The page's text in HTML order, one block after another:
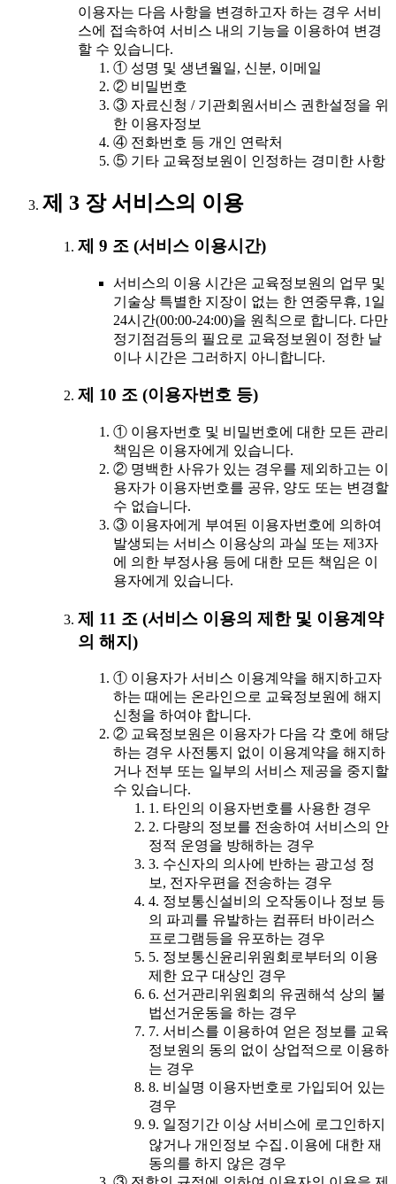
이용자는 다음 사항을 변경하고자 하는 경우 서비
스에 접속하여 서비스 내의 기능을 이용하여 변경
할 수 있습니다.
① 성명 및 생년월일, 신분, 이메일
② 비밀번호
③ 자료신청 / 기관회원서비스 권한설정을 위
한 이용자정보
④ 전화번호 등 개인 연락처
⑤ 기타 교육정보원이 인정하는 경미한 사항
제 3 장 서비스의 이용
제 9 조 (서비스 이용시간)
서비스의 이용 시간은 교육정보원의 업무 및
기술상 특별한 지장이 없는 한 연중무휴, 1일
24시간(00:00-24:00)을 원칙으로 합니다. 다만
정기점검등의 필요로 교육정보원이 정한 날
이나 시간은 그러하지 아니합니다.
제 10 조 (이용자번호 등)
① 이용자번호 및 비밀번호에 대한 모든 관리
책임은 이용자에게 있습니다.
② 명백한 사유가 있는 경우를 제외하고는 이
용자가 이용자번호를 공유, 양도 또는 변경할
수 없습니다.
③ 이용자에게 부여된 이용자번호에 의하여
발생되는 서비스 이용상의 과실 또는 제3자
에 의한 부정사용 등에 대한 모든 책임은 이
용자에게 있습니다.
제 11 조 (서비스 이용의 제한 및 이용계약
의 해지)
① 이용자가 서비스 이용계약을 해지하고자
하는 때에는 온라인으로 교육정보원에 해지
신청을 하여야 합니다.
② 교육정보원은 이용자가 다음 각 호에 해당
하는 경우 사전통지 없이 이용계약을 해지하
거나 전부 또는 일부의 서비스 제공을 중지할
수 있습니다.
1. 타인의 이용자번호를 사용한 경우
2. 다량의 정보를 전송하여 서비스의 안
정적 운영을 방해하는 경우
3. 수신자의 의사에 반하는 광고성 정
보, 전자우편을 전송하는 경우
4. 정보통신설비의 오작동이나 정보 등
의 파괴를 유발하는 컴퓨터 바이러스
프로그램등을 유포하는 경우
5. 정보통신윤리위원회로부터의 이용
제한 요구 대상인 경우
6. 선거관리위원회의 유권해석 상의 불
법선거운동을 하는 경우
7. 서비스를 이용하여 얻은 정보를 교육
정보원의 동의 없이 상업적으로 이용하
는 경우
8. 비실명 이용자번호로 가입되어 있는
경우
9. 일정기간 이상 서비스에 로그인하지
않거나 개인정보 수집․이용에 대한 재
동의를 하지 않은 경우